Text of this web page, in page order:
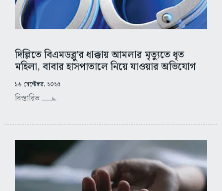
দিল্লিতে বিএমডব্লু’র ধাক্কায় আমলার মৃত্যুতে ধৃত
মহিলা, বাবার হাসপাতালে নিয়ে যাওয়ার অভিযোগ
১৬ সেপ্টেম্বর, ২০২৫
বিস্তারিত